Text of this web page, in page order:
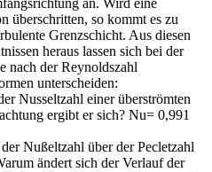
überschritten, so kommt es zu
Grenzschicht. Aus diesen
heraus lassen sich bei der
nach der Reynoldszahl
unterscheiden:
Nusseltzahl einer überströmten
ergibt er sich? Nu= 0,991
Nußeltzahl über der Pecletzahl
ändert sich der Verlauf der